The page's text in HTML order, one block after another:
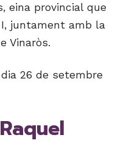
eina provincial que
juntament amb la
Vinaròs.
26 de setembre